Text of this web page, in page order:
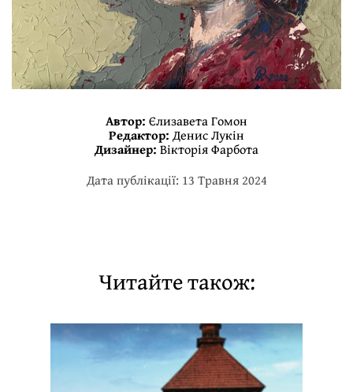
Автор: Єлизавета Гомон
Редактор: Денис Лукін
Дизайнер: Вікторія Фарбота
Дата публікації: 13 Травня 2024
Читайте також: